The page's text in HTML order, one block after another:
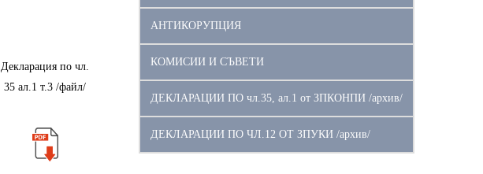
Декларация по чл.
35 ал.1 т.3 /файл/
АНТИКОРУПЦИЯ
КОМИСИИ И СЪВЕТИ
ДЕКЛАРАЦИИ ПО чл.35, ал.1 от ЗПКОНПИ /архив/
ДЕКЛАРАЦИИ ПО ЧЛ.12 ОТ ЗПУКИ /архив/